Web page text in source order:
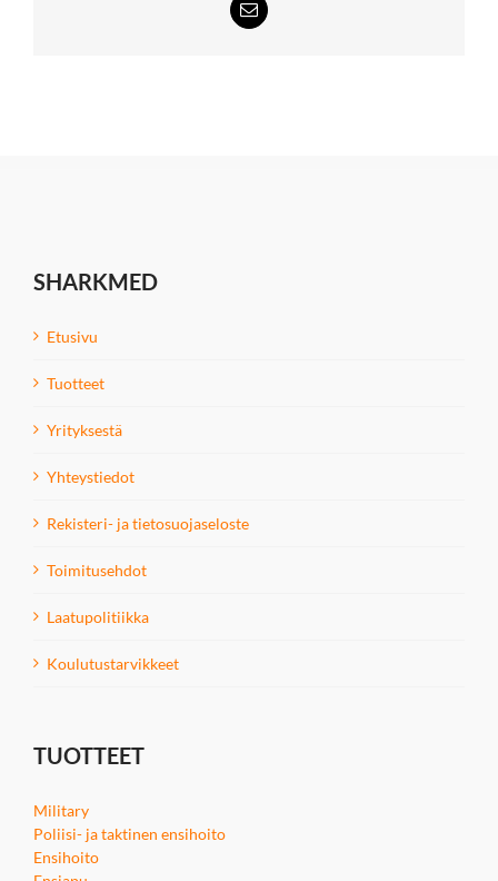
Sähköposti
SHARKMED
Etusivu
Tuotteet
Yrityksestä
Yhteystiedot
Rekisteri- ja tietosuojaseloste
Toimitusehdot
Laatupolitiikka
Koulutustarvikkeet
TUOTTEET
Military
Poliisi- ja taktinen ensihoito
Ensihoito